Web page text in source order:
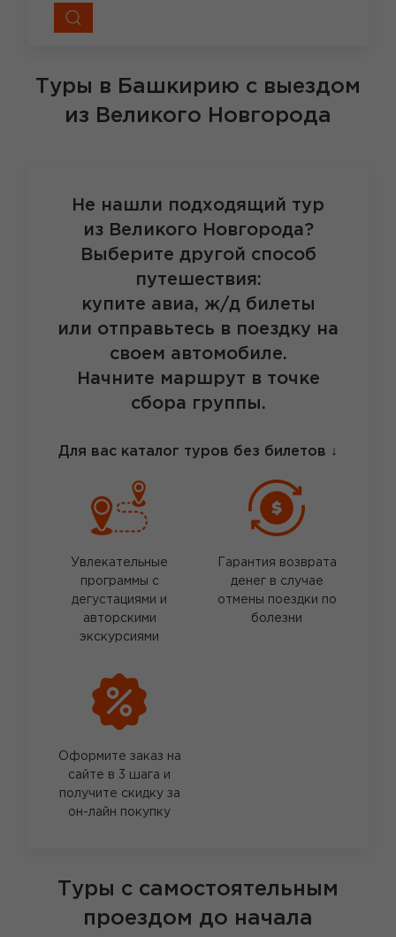
Туры в Башкирию с выездом
из Великого Новгорода
Не нашли подходящий тур
из Великого Новгорода?
Выберите другой способ
путешествия:
купите авиа, ж/д билеты
или отправьтесь в поездку на
своем автомобиле.
Начните маршрут в точке
сбора группы.
Для вас каталог туров без билетов ↓
Увлекательные
программы с
дегустациями и
авторскими
экскурсиями
Гарантия возврата
денег в случае
отмены поездки по
болезни
Оформите заказ на
сайте в 3 шага и
получите скидку за
он-лайн покупку
Туры с самостоятельным
проездом до начала